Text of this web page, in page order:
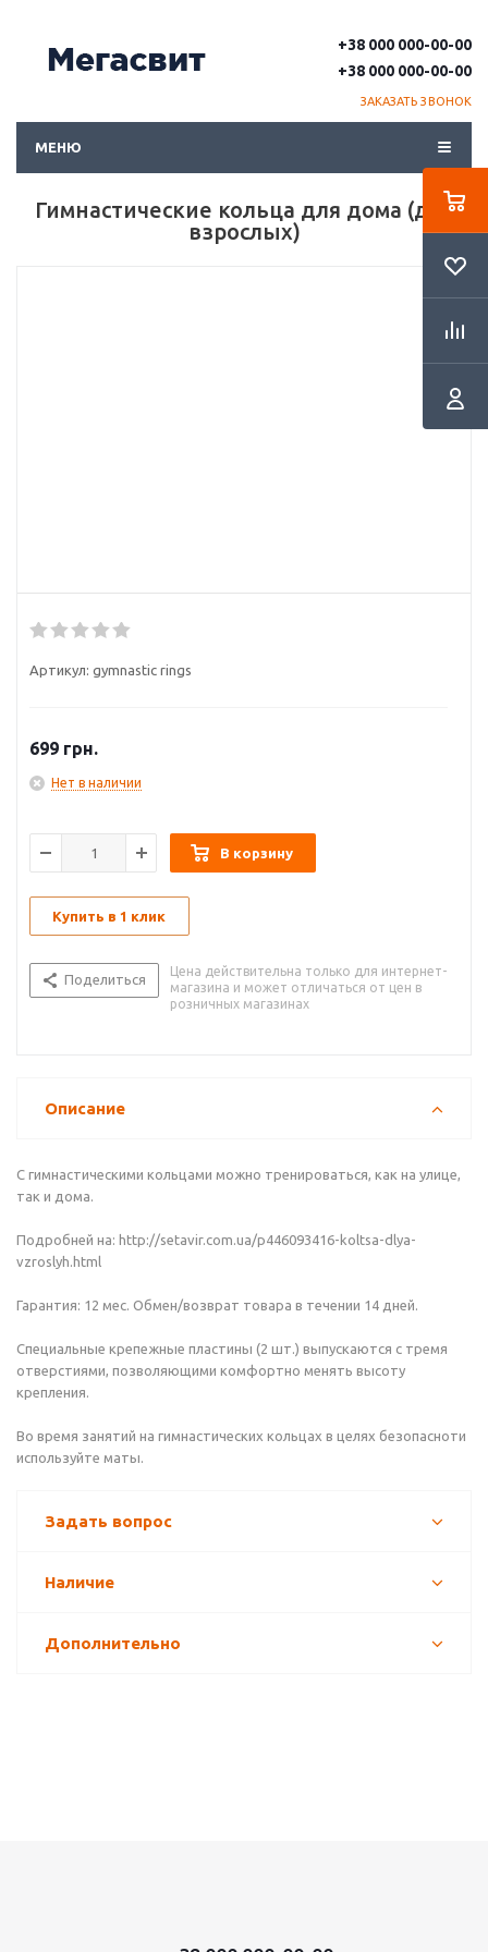
+38 000 000-00-00
+38 000 000-00-00
ЗАКАЗАТЬ ЗВОНОК
МЕНЮ
Гимнастические кольца для дома (для
взрослых)
Артикул: gymnastic rings
699 грн.
Нет в наличии
В корзину
Купить в 1 клик
Поделиться
Цена действительна только для интернет-
магазина и может отличаться от цен в
розничных магазинах
Описание
С гимнастическими кольцами можно тренироваться, как на улице,
так и дома.
Подробней на: http://setavir.com.ua/p446093416-koltsa-dlya-
vzroslyh.html
Гарантия: 12 мес. Обмен/возврат товара в течении 14 дней.
Специальные крепежные пластины (2 шт.) выпускаются с тремя
отверстиями, позволяющими комфортно менять высоту
крепления.
Во время занятий на гимнастических кольцах в целях безопасноти
используйте маты.
Задать вопрос
Наличие
Дополнительно